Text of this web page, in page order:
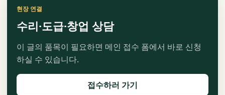
현장 연결
수리·도급·창업 상담
이 글의 품목이 필요하면 메인 접수 폼에서 바로 신청
하실 수 있습니다.
접수하러 가기